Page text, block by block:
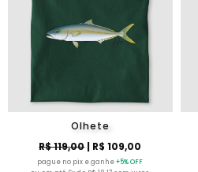
Olhete
R$ 119,00| R$ 109,00
pague no pix e ganhe+5% OFF